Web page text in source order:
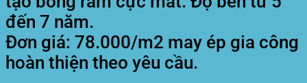
đến 7 năm.
Đơn giá: 78.000/m2 may ép gia công
hoàn thiện theo yêu cầu.